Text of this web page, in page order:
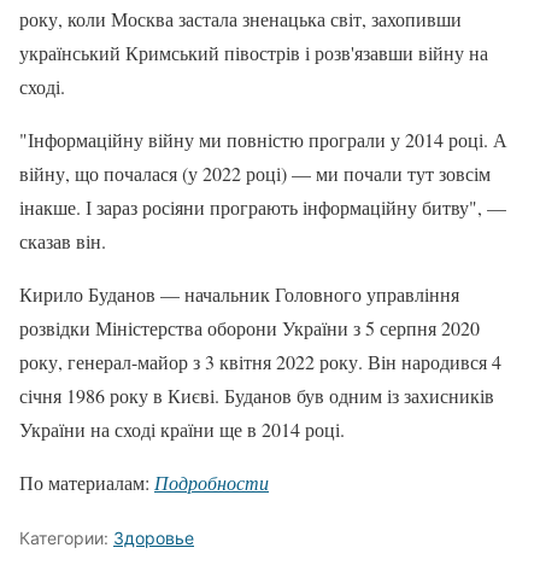
року, коли Москва застала зненацька світ, захопивши
український Кримський півострів і розв'язавши війну на
сході.
"Інформаційну війну ми повністю програли у 2014 році. А
війну, що почалася (у 2022 році) — ми почали тут зовсім
інакше. І зараз росіяни програють інформаційну битву", —
сказав він.
Кирило Буданов — начальник Головного управління
розвідки Міністерства оборони України з 5 серпня 2020
року, генерал-майор з 3 квітня 2022 року. Він народився 4
січня 1986 року в Києві. Буданов був одним із захисників
України на сході країни ще в 2014 році.
По материалам: Подробности
Категории: Здоровье